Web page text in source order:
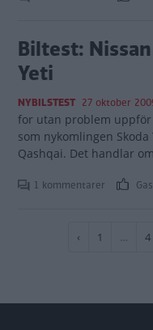
Biltest:
Yeti
NYBILSTEST 27 oktober
for utan problem
som nykomlingen
Qashqai. Det handlar
1 kommentarer
PagineringFöregående
‹ Sida
1 … 4